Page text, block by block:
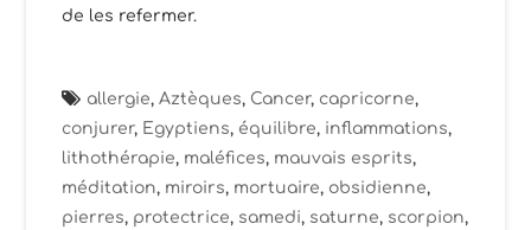
de les refermer.
allergie,Aztèques, Cancer, capricorne,
conjurer, Egyptiens, équilibre, inflammations,
lithothérapie, maléfices, mauvais esprits,
méditation, miroirs, mortuaire, obsidienne,
pierres, protectrice, samedi, saturne, scorpion,